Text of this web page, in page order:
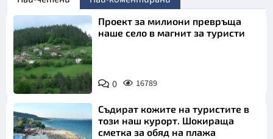
Проект за милиони превръща
наше село в магнит за туристи
0 16789
Съдират кожите на туристите в
този наш курорт. Шокираща
сметка за обяд на плажа